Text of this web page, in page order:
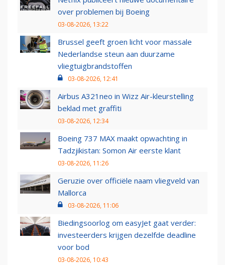
over problemen bij Boeing
03-08-2026, 13:22
Brussel geeft groen licht voor massale
Nederlandse steun aan duurzame
vliegtuigbrandstoffen
03-08-2026, 12:41
Airbus A321neo in Wizz Air-kleurstelling
beklad met graffiti
03-08-2026, 12:34
Boeing 737 MAX maakt opwachting in
Tadzjikistan: Somon Air eerste klant
03-08-2026, 11:26
Geruzie over officiële naam vliegveld van
Mallorca
03-08-2026, 11:06
Biedingsoorlog om easyJet gaat verder:
investeerders krijgen dezelfde deadline
voor bod
03-08-2026, 10:43